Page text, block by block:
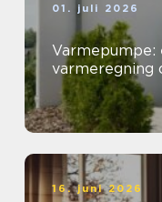
01. juli 2026
varmeregning
16. juni 2026